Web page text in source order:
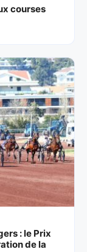
courses
: le Prix
de la